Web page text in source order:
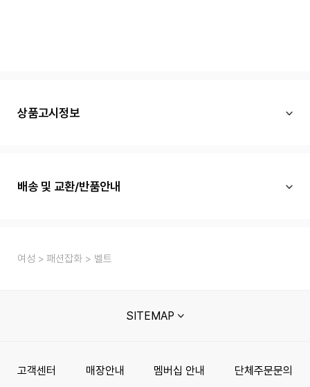
상품고시정보
배송 및 교환/반품안내
여성 패션잡화 벨트
SITEMAP
고객센터 매장안내 멤버십 안내 단체주문문의